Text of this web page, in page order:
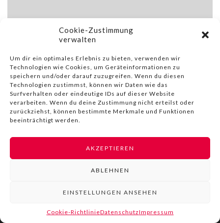
Cookie-Zustimmung
verwalten
Um dir ein optimales Erlebnis zu bieten, verwenden wir
Technologien wie Cookies, um Geräteinformationen zu
speichern und/oder darauf zuzugreifen. Wenn du diesen
Technologien zustimmst, können wir Daten wie das
Surfverhalten oder eindeutige IDs auf dieser Website
verarbeiten. Wenn du deine Zustimmung nicht erteilst oder
zurückziehst, können bestimmte Merkmale und Funktionen
beeinträchtigt werden.
AKZEPTIEREN
ABLEHNEN
EINSTELLUNGEN ANSEHEN
Cookie-RichtlinieDatenschutzImpressum
© COPYRIGHT BY LIVINN |IMPRESSUM